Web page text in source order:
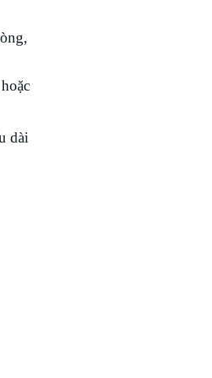
dài